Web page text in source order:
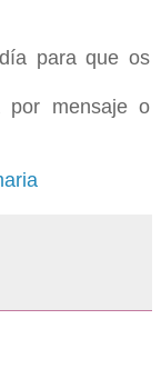
para que os
por mensaje o